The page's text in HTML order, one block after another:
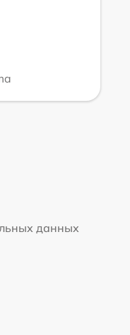
данных